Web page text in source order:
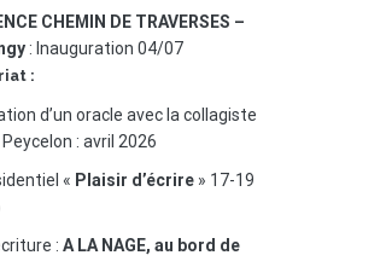
CHEMIN DE TRAVERSES –
: Inauguration 04/07
:
d’un oracle avec la collagiste
: avril 2026
« Plaisir d’écrire » 17-19
: A LA NAGE, au bord de